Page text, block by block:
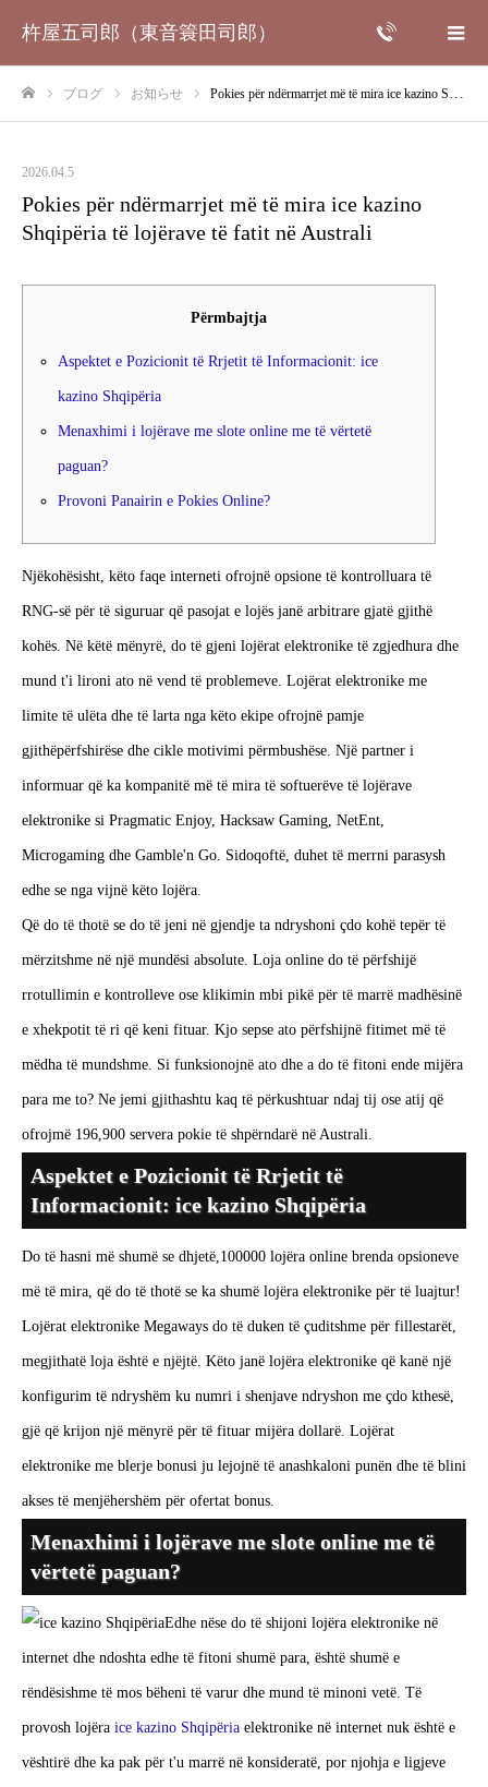
杵屋五司郎（東音簑田司郎）
ブログ お知らせ Pokies për ndërmarrjet më të mira ice kazino Shqipëria të lojërave të fatit në Australi
2026.04.5
Pokies për ndërmarrjet më të mira ice kazino
Shqipëria të lojërave të fatit në Australi
Përmbajtja
Aspektet e Pozicionit të Rrjetit të Informacionit: ice
kazino Shqipëria
Menaxhimi i lojërave me slote online me të vërtetë
paguan?
Provoni Panairin e Pokies Online?
Njëkohësisht, këto faqe interneti ofrojnë opsione të kontrolluara të
RNG-së për të siguruar që pasojat e lojës janë arbitrare gjatë gjithë
kohës. Në këtë mënyrë, do të gjeni lojërat elektronike të zgjedhura dhe
mund t'i lironi ato në vend të problemeve. Lojërat elektronike me
limite të ulëta dhe të larta nga këto ekipe ofrojnë pamje
gjithëpërfshirëse dhe cikle motivimi përmbushëse. Një partner i
informuar që ka kompanitë më të mira të softuerëve të lojërave
elektronike si Pragmatic Enjoy, Hacksaw Gaming, NetEnt,
Microgaming dhe Gamble'n Go. Sidoqoftë, duhet të merrni parasysh
edhe se nga vijnë këto lojëra.
Që do të thotë se do të jeni në gjendje ta ndryshoni çdo kohë tepër të
mërzitshme në një mundësi absolute. Loja online do të përfshijë
rrotullimin e kontrolleve ose klikimin mbi pikë për të marrë madhësinë
e xhekpotit të ri që keni fituar. Kjo sepse ato përfshijnë fitimet më të
mëdha të mundshme. Si funksionojnë ato dhe a do të fitoni ende mijëra
para me to? Ne jemi gjithashtu kaq të përkushtuar ndaj tij ose atij që
ofrojmë 196,900 servera pokie të shpërndarë në Australi.
Aspektet e Pozicionit të Rrjetit të
Informacionit: ice kazino Shqipëria
Do të hasni më shumë se dhjetë,100000 lojëra online brenda opsioneve
më të mira, që do të thotë se ka shumë lojëra elektronike për të luajtur!
Lojërat elektronike Megaways do të duken të çuditshme për fillestarët,
megjithatë loja është e njëjtë. Këto janë lojëra elektronike që kanë një
konfigurim të ndryshëm ku numri i shenjave ndryshon me çdo kthesë,
gjë që krijon një mënyrë për të fituar mijëra dollarë. Lojërat
elektronike me blerje bonusi ju lejojnë të anashkaloni punën dhe të blini
akses të menjëhershëm për ofertat bonus.
Menaxhimi i lojërave me slote online me të
vërtetë paguan?
Edhe nëse do të shijoni lojëra elektronike në
internet dhe ndoshta edhe të fitoni shumë para, është shumë e
rëndësishme të mos bëheni të varur dhe mund të minoni vetë. Të
provosh lojëra ice kazino Shqipëria elektronike në internet nuk është e
vështirë dhe ka pak për t'u marrë në konsideratë, por njohja e ligjeve